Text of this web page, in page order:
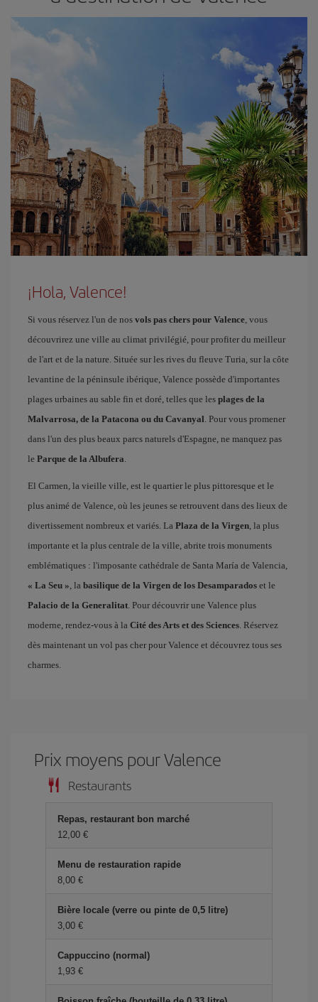
¡Hola, Valence!
Si vous réservez l'un de nos vols pas chers pour Valence, vous
découvrirez une ville au climat privilégié, pour profiter du meilleur
de l'art et de la nature. Située sur les rives du fleuve Turia, sur la côte
levantine de la péninsule ibérique, Valence possède d'importantes
plages urbaines au sable fin et doré, telles que les plages de la
Malvarrosa, de la Patacona ou du Cavanyal. Pour vous promener
dans l'un des plus beaux parcs naturels d'Espagne, ne manquez pas
le Parque de la Albufera.
El Carmen, la vieille ville, est le quartier le plus pittoresque et le
plus animé de Valence, où les jeunes se retrouvent dans des lieux de
divertissement nombreux et variés. La Plaza de la Virgen, la plus
importante et la plus centrale de la ville, abrite trois monuments
emblématiques : l'imposante cathédrale de Santa María de Valencia,
« La Seu », la basilique de la Virgen de los Desamparados et le
Palacio de la Generalitat. Pour découvrir une Valence plus
moderne, rendez-vous à la Cité des Arts et des Sciences. Réservez
dès maintenant un vol pas cher pour Valence et découvrez tous ses
charmes.
Prix ​​moyens pour Valence
Restaurants
Repas, restaurant bon marché
12,00 €
Menu de restauration rapide
8,00 €
Bière locale (verre ou pinte de 0,5 litre)
3,00 €
Cappuccino (normal)
1,93 €